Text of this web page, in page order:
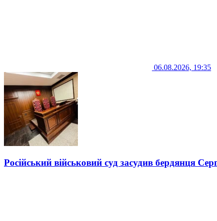
06.08.2026, 19:35
Російський військовий суд засудив бердянця